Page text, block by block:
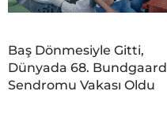
Baş Dönmesiyle Gitti,
Dünyada 68. Bundgaard
Sendromu Vakası Oldu